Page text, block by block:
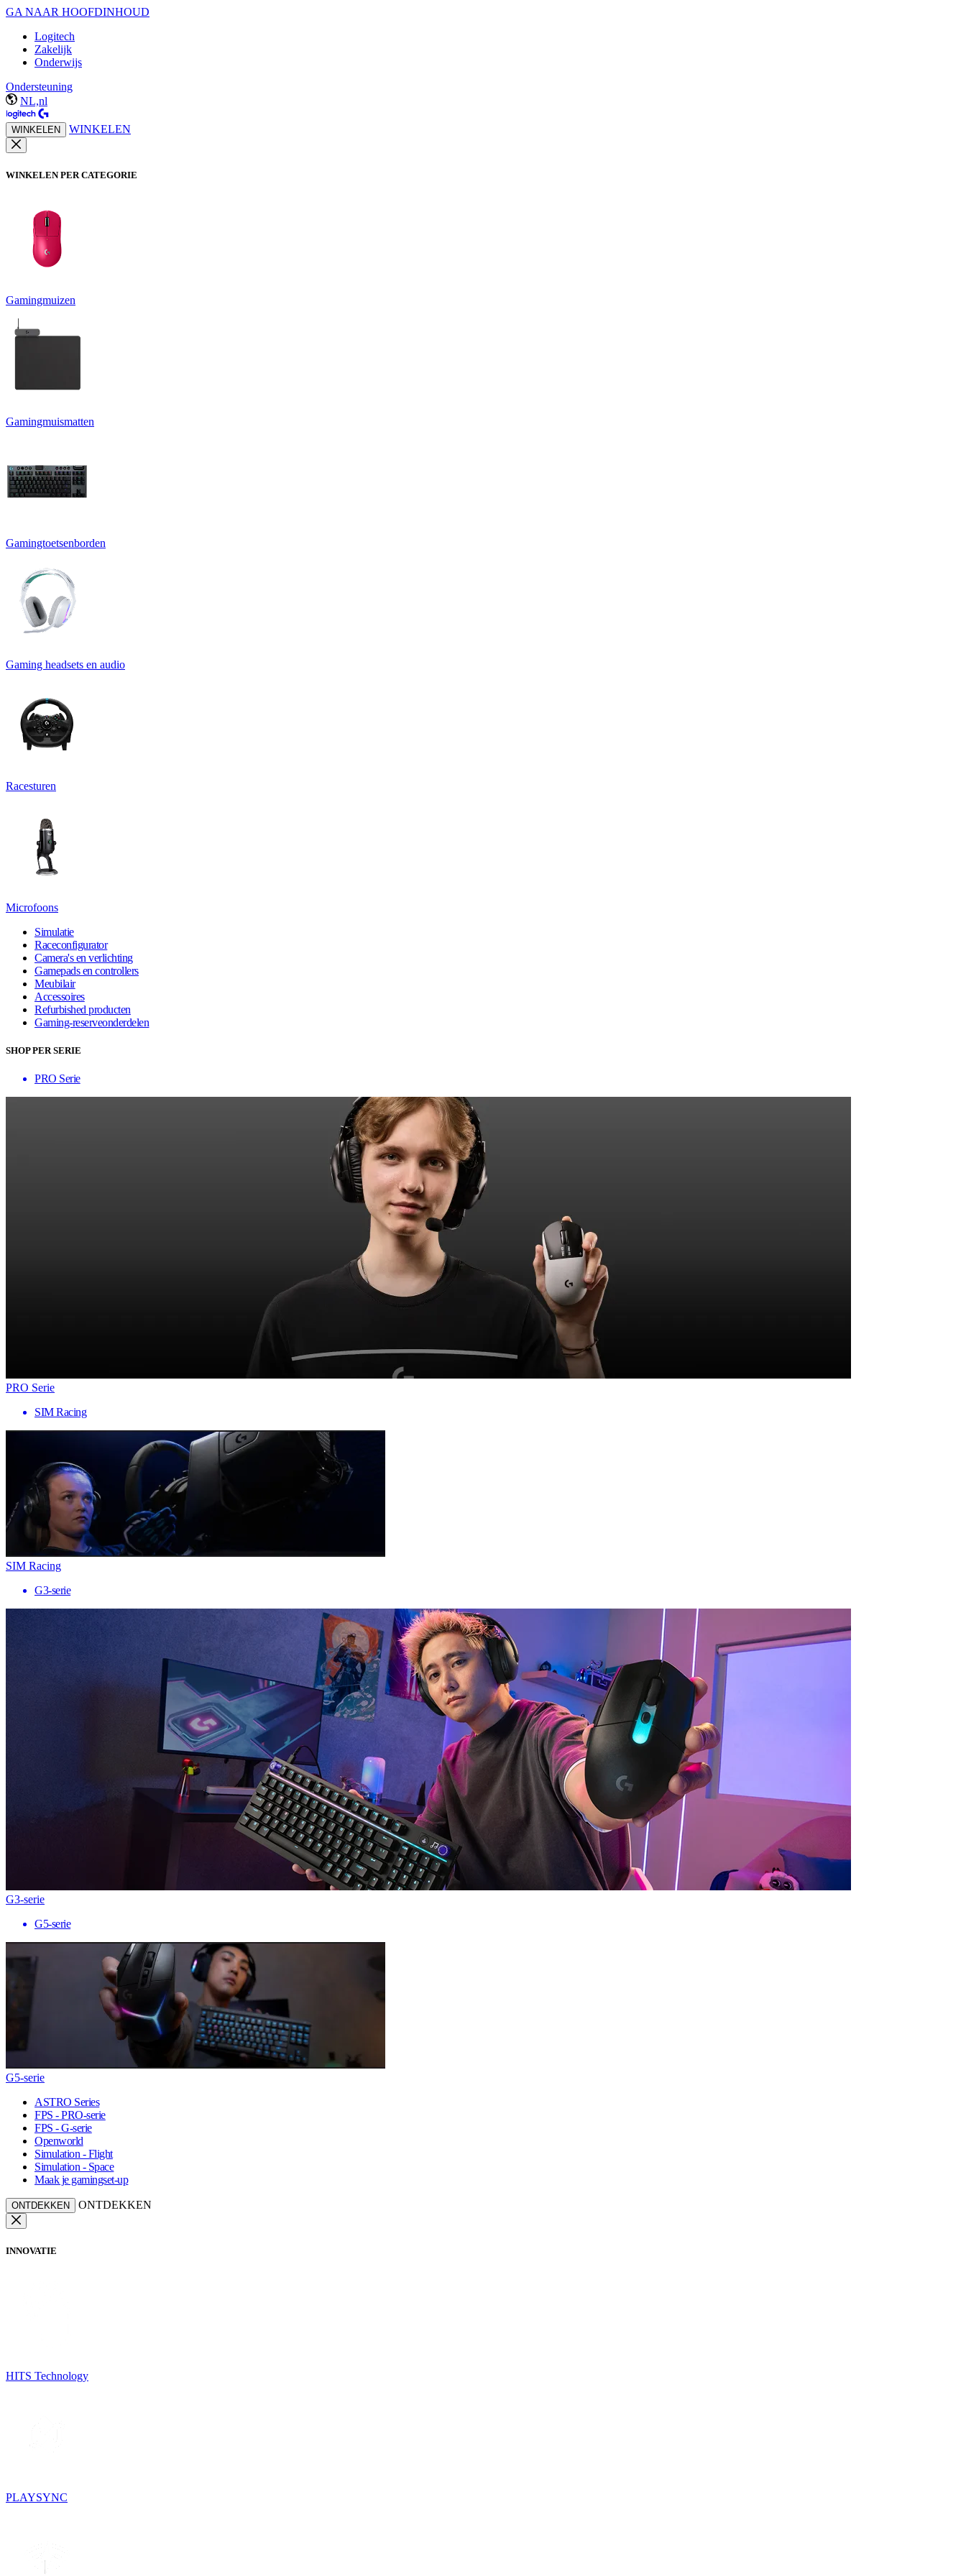
GA NAAR HOOFDINHOUD
Logitech
Zakelijk
Onderwijs
Ondersteuning
NL,nl
WINKELEN WINKELEN
WINKELEN PER CATEGORIE
Gamingmuizen
Gamingmuismatten
Gamingtoetsenborden
Gaming headsets en audio
Racesturen
Microfoons
Simulatie
Raceconfigurator
Camera's en verlichting
Gamepads en controllers
Meubilair
Accessoires
Refurbished producten
Gaming-reserveonderdelen
SHOP PER SERIE
PRO Serie
PRO Serie
SIM Racing
SIM Racing
G3-serie
G3-serie
G5-serie
G5-serie
ASTRO Series
FPS - PRO-serie
FPS - G-serie
Openworld
Simulation - Flight
Simulation - Space
Maak je gamingset-up
ONTDEKKEN ONTDEKKEN
INNOVATIE
HITS Technology
PLAYSYNC